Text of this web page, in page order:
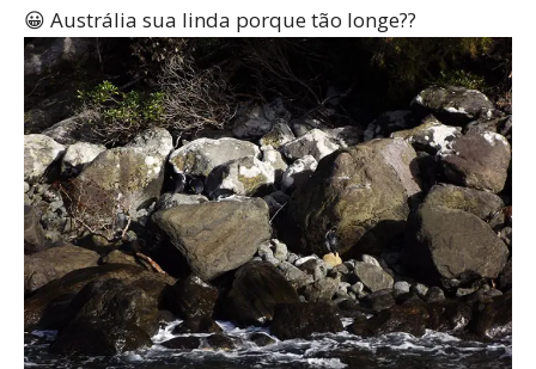
😀 Austrália sua linda porque tão longe??